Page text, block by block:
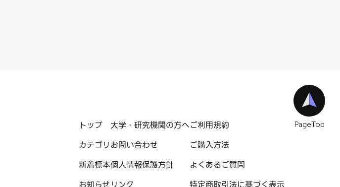
PageTop
トップ
カテゴリ
新着標本
大学・研究機関の方へ
お問い合わせ
個人情報保護方針
ご利用規約
ご購入方法
よくあるご質問